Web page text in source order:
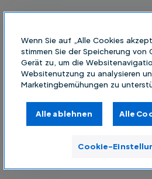
Wenn Sie auf „Alle Cookies
stimmen Sie der Speicherung von
Gerät zu, um die
Websitenutzung zu analysieren
Marketingbemühungen zu
Alle ablehnen Alle
Cookie-